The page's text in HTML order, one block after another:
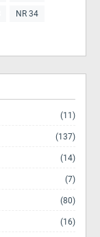
NR 34
(11)
(137)
(14)
(7)
(80)
(16)